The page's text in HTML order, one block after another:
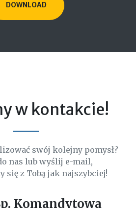
DOWNLOAD
w kontakcie!
swój kolejny pomysł?
nas lub wyślij e-mail,
się z Tobą jak najszybciej!
Komandytowa